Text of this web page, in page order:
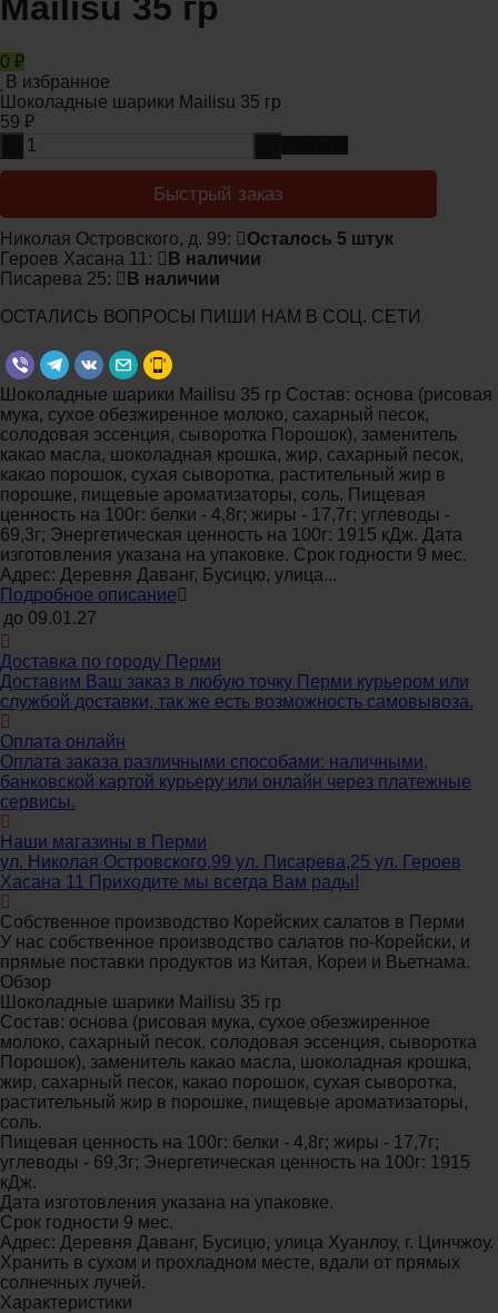
Mailisu 35 гр
0 ₽
В избранное
Шоколадные шарики Mailisu 35 гр
59 ₽
Быстрый заказ
Николая Островского, д. 99:
Осталось 5 штук
Героев Хасана 11:
В наличии
Писарева 25:
В наличии
ОСТАЛИСЬ ВОПРОСЫ ПИШИ НАМ В СОЦ. СЕТИ
Шоколадные шарики Mailisu 35 гр Состав: основа (рисовая
мука, сухое обезжиренное молоко, сахарный песок,
солодовая эссенция, сыворотка Порошок), заменитель
какао масла, шоколадная крошка, жир, сахарный песок,
какао порошок, сухая сыворотка, растительный жир в
порошке, пищевые ароматизаторы, соль. Пищевая
ценность на 100г: белки - 4,8г; жиры - 17,7г; углеводы -
69,3г; Энергетическая ценность на 100г: 1915 кДж. Дата
изготовления указана на упаковке. Срок годности 9 мес.
Адрес: Деревня Даванг, Бусицю, улица...
Подробное описание
до 09.01.27
Доставка по городу Перми
Доставим Ваш заказ в любую точку Перми курьером или
службой доставки, так же есть возможность самовывоза.
Оплата онлайн
Оплата заказа различными способами: наличными,
банковской картой курьеру или онлайн через платежные
сервисы.
Наши магазины в Перми
ул. Николая Островского,99 ул. Писарева,25 ул. Героев
Хасана 11 Приходите мы всегда Вам рады!
Собственное производство Корейских салатов в Перми
У нас собственное производство салатов по-Корейски, и
прямые поставки продуктов из Китая, Кореи и Вьетнама.
Обзор
Шоколадные шарики Mailisu 35 гр
Состав: основа (рисовая мука, сухое обезжиренное
молоко, сахарный песок, солодовая эссенция, сыворотка
Порошок), заменитель какао масла, шоколадная крошка,
жир, сахарный песок, какао порошок, сухая сыворотка,
растительный жир в порошке, пищевые ароматизаторы,
соль.
Пищевая ценность на 100г: белки - 4,8г; жиры - 17,7г;
углеводы - 69,3г; Энергетическая ценность на 100г: 1915
кДж.
Дата изготовления указана на упаковке.
Срок годности 9 мес.
Адрес: Деревня Даванг, Бусицю, улица Хуанлоу, г. Цинчжоу.
Хранить в сухом и прохладном месте, вдали от прямых
солнечных лучей.
Характеристики